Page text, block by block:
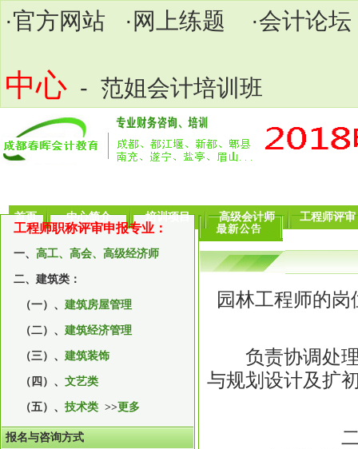
·官方网站 ·网上练题 ·会计论坛
中心 - 范姐会计培训班
首页 中心简介 培训项目 高级会计师 工程师评审
工程师职称评审申报专业：
一、 高工、高会、高级经济师
二、建筑类：
（一）、 建筑房屋管理
（二）、 建筑经济管理
（三）、 建筑装饰
（四）、 文艺类
（五）、 技术类 >>更多
报名与咨询方式
园林工程师的
负责协调处理
与规划设计及扩